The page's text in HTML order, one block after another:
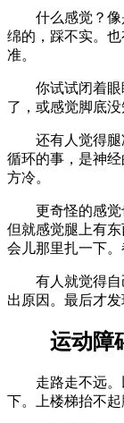
什么感觉？像
绵的，踩不实。
准。
你试试闭着眼
了，或感觉脚底没
还有人觉得腿
循环的事，是神
方冷。
更奇怪的感觉
但就感觉腿上有
会儿那里扎一下。
有人就觉得自
出原因。最后才发
运动障
走路走不远。
下。上楼梯抬不